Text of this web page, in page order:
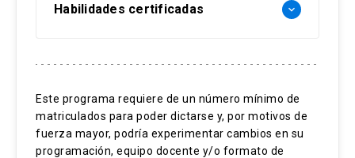
Habilidades certificadas keyboard_arrow_down
Técnicas de iluminación fotográfica
Lenguaje visual personal
Influencia de luz en el color
Lenguaje fotográfico
Este programa requiere de un número mínimo de
matriculados para poder dictarse y, por motivos de
fuerza mayor, podría experimentar cambios en su
programación, equipo docente y/o formato de